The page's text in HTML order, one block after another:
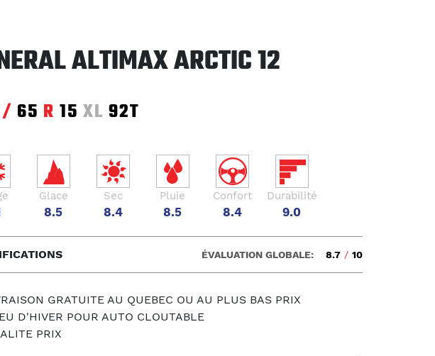
ALTIMAX ARCTIC 12
/ 65 R 15 XL 92T
Glace
8.5
Sec
8.4
Pluie
8.5
Confort
8.4
Durabilité
9.0
ÉVALUATION GLOBALE: 8.7 / 10
GRATUITE AU QUEBEC OU AU PLUS BAS PRIX
D'HIVER POUR AUTO CLOUTABLE
PRIX